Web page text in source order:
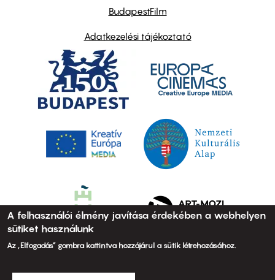
BudapestFilm
Adatkezelési tájékoztató
A felhasználói élmény javítása érdekében a webhelyen
sütiket használunk
Az „Elfogadás” gombra kattintva hozzájárul a sütik létrehozásához.